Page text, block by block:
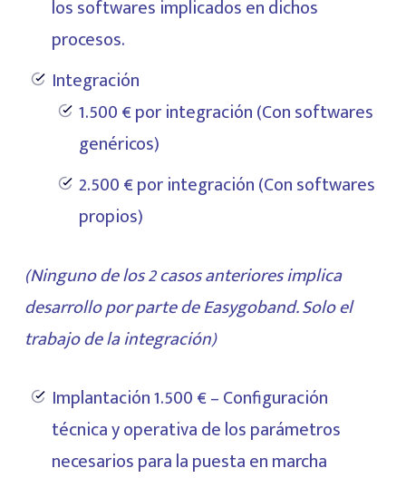
los softwares implicados en dichos
procesos.
Integración
1.500 € por integración (Con softwares
genéricos)
2.500 € por integración (Con softwares
propios)
(Ninguno de los 2 casos anteriores implica
desarrollo por parte de Easygoband. Solo el
trabajo de la integración)
Implantación 1.500 € – Configuración
técnica y operativa de los parámetros
necesarios para la puesta en marcha